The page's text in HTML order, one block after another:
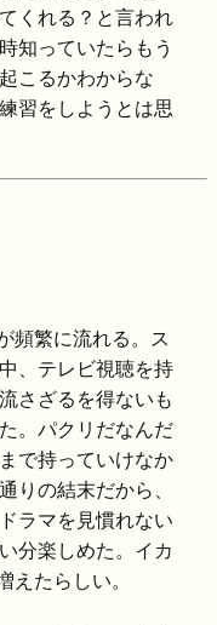
くれる？と言われ
知っていたらもう
こるかわからな
習をしようとは思
頻繁に流れる。ス
、テレビ視聴を持
さざるを得ないも
。パクリだなんだ
で持っていけなか
りの結末だから、
ラマを見慣れない
分楽しめた。イカ
えたらしい。